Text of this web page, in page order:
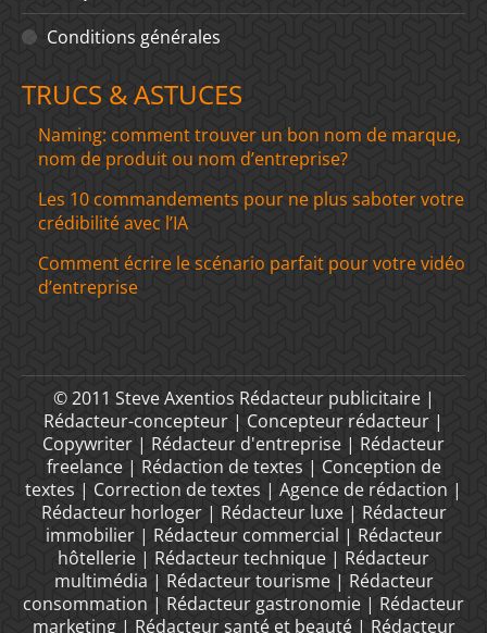
Conditions générales
TRUCS & ASTUCES
Naming: comment trouver un bon nom de marque,
nom de produit ou nom d’entreprise?
Les 10 commandements pour ne plus saboter votre
crédibilité avec l’IA
Comment écrire le scénario parfait pour votre vidéo
d’entreprise
© 2011 Steve Axentios Rédacteur publicitaire |
Rédacteur-concepteur | Concepteur rédacteur |
Copywriter | Rédacteur d'entreprise | Rédacteur
freelance | Rédaction de textes | Conception de
textes | Correction de textes | Agence de rédaction |
Rédacteur horloger | Rédacteur luxe | Rédacteur
immobilier | Rédacteur commercial | Rédacteur
hôtellerie | Rédacteur technique | Rédacteur
multimédia | Rédacteur tourisme | Rédacteur
consommation | Rédacteur gastronomie | Rédacteur
marketing | Rédacteur santé et beauté | Rédacteur